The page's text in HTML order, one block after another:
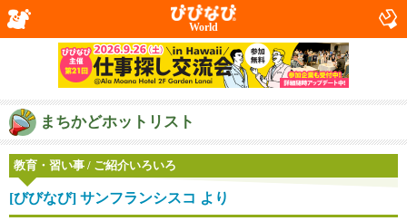
World
まちかどホットリスト
教育・習い事 / ご紹介いろいろ
[びびなび] サンフランシスコ より